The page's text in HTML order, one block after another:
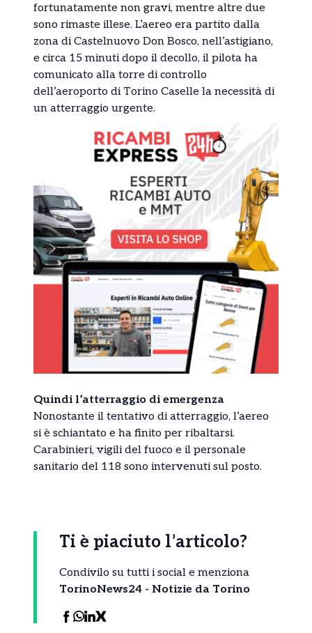
fortunatamente non gravi, mentre altre due
sono rimaste illese. L’aereo era partito dalla
zona di Castelnuovo Don Bosco, nell’astigiano,
e circa 15 minuti dopo il decollo, il pilota ha
comunicato alla torre di controllo
dell’aeroporto di Torino Caselle la necessità di
un atterraggio urgente.
Quindi l’atterraggio di emergenza
Nonostante il tentativo di atterraggio, l’aereo
si è schiantato e ha finito per ribaltarsi.
Carabinieri, vigili del fuoco e il personale
sanitario del 118 sono intervenuti sul posto.
Ti è piaciuto l’articolo?
Condivilo su tutti i social e menziona
TorinoNews24 - Notizie da Torino